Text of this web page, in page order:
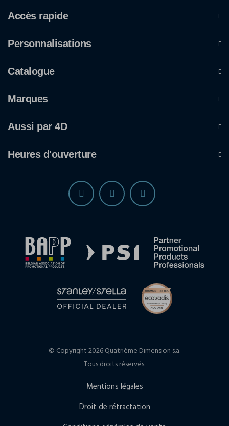
Accès rapide
Personnalisations
Catalogue
Marques
Aussi par 4D
Heures d'ouverture
© Copyright 2026 Quatrième Dimension s.a.
Tous droits réservés.
Mentions légales
Droit de rétractation